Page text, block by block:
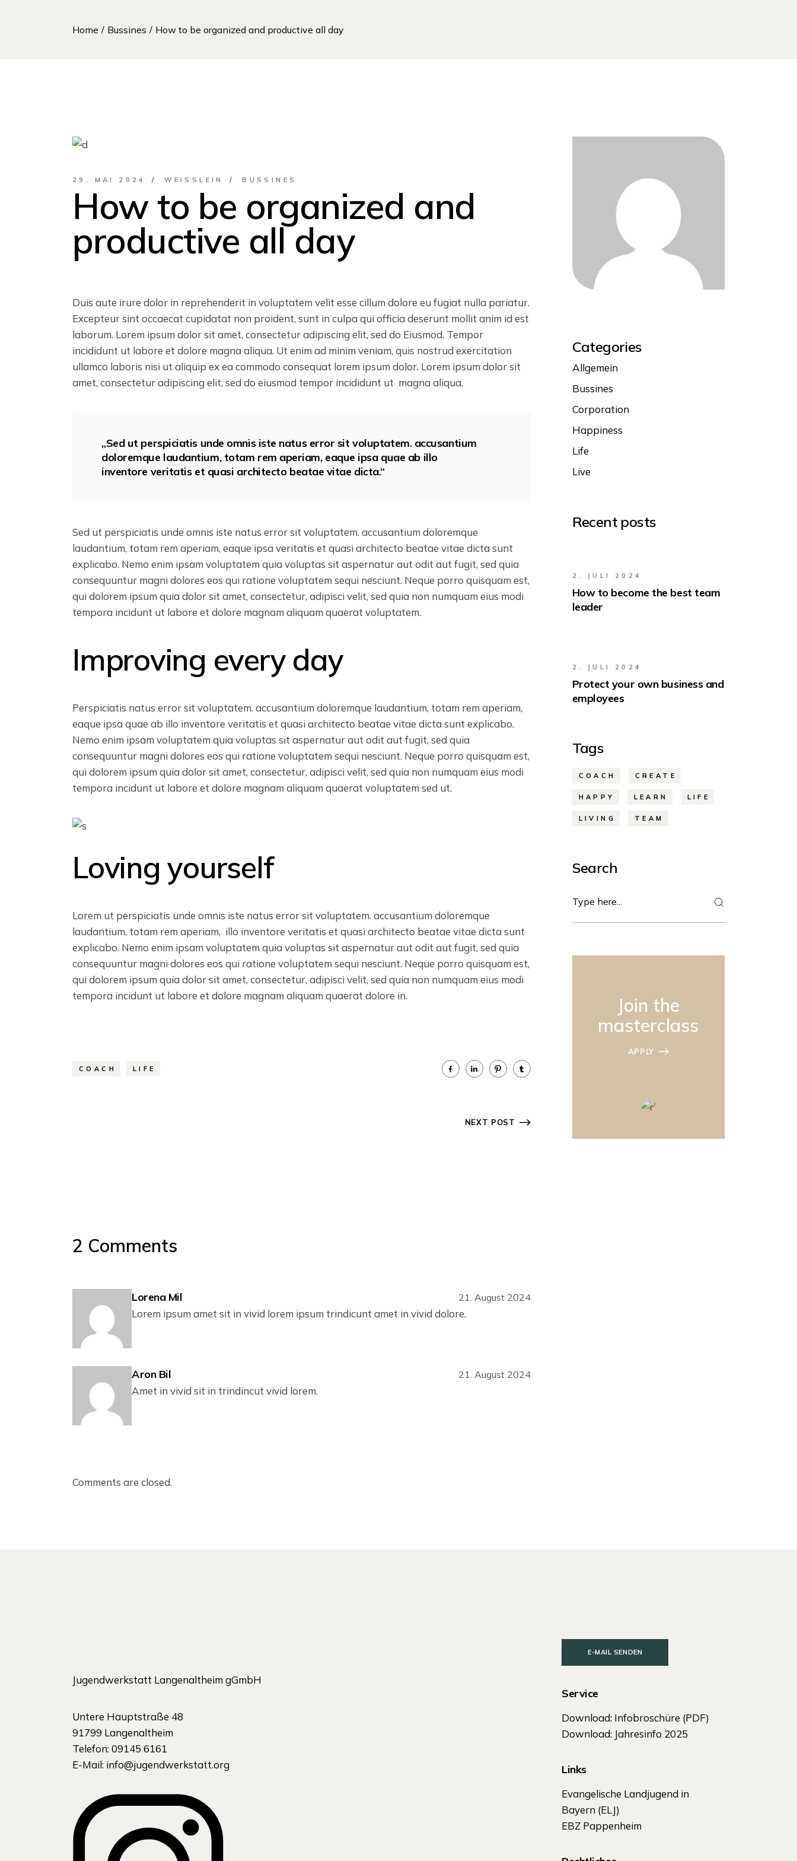
Home Bussines How to be organized and productive all day
29. MAI 2024 WEISSLEIN BUSSINES
How to be organized and
productive all day
Duis aute irure dolor in reprehenderit in voluptatem velit esse cillum dolore eu fugiat nulla pariatur.
Excepteur sint occaecat cupidatat non proident, sunt in culpa qui officia deserunt mollit anim id est
laborum. Lorem ipsum dolor sit amet, consectetur adipiscing elit, sed do Eiusmod. Tempor
incididunt ut labore et dolore magna aliqua. Ut enim ad minim veniam, quis nostrud exercitation
ullamco laboris nisi ut aliquip ex ea commodo consequat lorem ipsum dolor. Lorem ipsum dolor sit
amet, consectetur adipiscing elit, sed do eiusmod tempor incididunt ut magna aliqua.
„Sed ut perspiciatis unde omnis iste natus error sit voluptatem. accusantium
doloremque laudantium, totam rem aperiam, eaque ipsa quae ab illo
inventore veritatis et quasi architecto beatae vitae dicta.“
Sed ut perspiciatis unde omnis iste natus error sit voluptatem. accusantium doloremque
laudantium, totam rem aperiam, eaque ipsa veritatis et quasi architecto beatae vitae dicta sunt
explicabo. Nemo enim ipsam voluptatem quia voluptas sit aspernatur aut odit aut fugit, sed quia
consequuntur magni dolores eos qui ratione voluptatem sequi nesciunt. Neque porro quisquam est,
qui dolorem ipsum quia dolor sit amet, consectetur, adipisci velit, sed quia non numquam eius modi
tempora incidunt ut labore et dolore magnam aliquam quaerat voluptatem.
Improving every day
Perspiciatis natus error sit voluptatem. accusantium doloremque laudantium, totam rem aperiam,
eaque ipsa quae ab illo inventore veritatis et quasi architecto beatae vitae dicta sunt explicabo.
Nemo enim ipsam voluptatem quia voluptas sit aspernatur aut odit aut fugit, sed quia
consequuntur magni dolores eos qui ratione voluptatem sequi nesciunt. Neque porro quisquam est,
qui dolorem ipsum quia dolor sit amet, consectetur, adipisci velit, sed quia non numquam eius modi
tempora incidunt ut labore et dolore magnam aliquam quaerat voluptatem sed ut.
Loving yourself
Lorem ut perspiciatis unde omnis iste natus error sit voluptatem. accusantium doloremque
laudantium, totam rem aperiam, illo inventore veritatis et quasi architecto beatae vitae dicta sunt
explicabo. Nemo enim ipsam voluptatem quia voluptas sit aspernatur aut odit aut fugit, sed quia
consequuntur magni dolores eos qui ratione voluptatem sequi nesciunt. Neque porro quisquam est,
qui dolorem ipsum quia dolor sit amet, consectetur, adipisci velit, sed quia non numquam eius modi
tempora incidunt ut labore et dolore magnam aliquam quaerat dolore in.
COACH LIFE
NEXT POST
2 Comments
Lorena Mil 21. August 2024
Lorem ipsum amet sit in vivid lorem ipsum trindicunt amet in vivid dolore.
Aron Bil 21. August 2024
Amet in vivid sit in trindincut vivid lorem.
Comments are closed.
Categories
Allgemein
Bussines
Corporation
Happiness
Life
Live
Recent posts
2. JULI 2024
How to become the best team
leader
2. JULI 2024
Protect your own business and
employees
Tags
COACH CREATE
HAPPY LEARN LIFE
LIVING TEAM
Search
Join the
masterclass
APPLY
Jugendwerkstatt Langenaltheim gGmbH
Untere Hauptstraße 48
91799 Langenaltheim
Telefon: 09145 6161
E-Mail: info@jugendwerkstatt.org
E-MAIL SENDEN
Service
Download: Infobroschüre (PDF)
Download: Jahresinfo 2025
Links
Evangelische Landjugend in
Bayern (ELJ)
EBZ Pappenheim